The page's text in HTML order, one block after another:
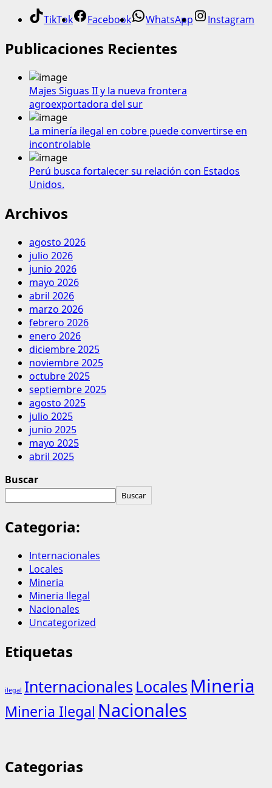
TikTok Facebook WhatsApp Instagram
Publicaciones Recientes
Majes Siguas II y la nueva frontera
agroexportadora del sur
La minería ilegal en cobre puede convertirse en
incontrolable
Perú busca fortalecer su relación con Estados
Unidos.
Archivos
agosto 2026
julio 2026
junio 2026
mayo 2026
abril 2026
marzo 2026
febrero 2026
enero 2026
diciembre 2025
noviembre 2025
octubre 2025
septiembre 2025
agosto 2025
julio 2025
junio 2025
mayo 2025
abril 2025
Buscar
Buscar
Categoria:
Internacionales
Locales
Mineria
Mineria Ilegal
Nacionales
Uncategorized
Etiquetas
ilegal Internacionales Locales Mineria
Mineria Ilegal Nacionales
Categorias